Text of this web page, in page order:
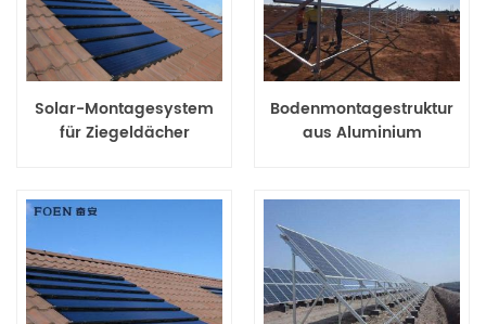
Solar-Montagesystem
für Ziegeldächer
Bodenmontagestruktur
aus Aluminium